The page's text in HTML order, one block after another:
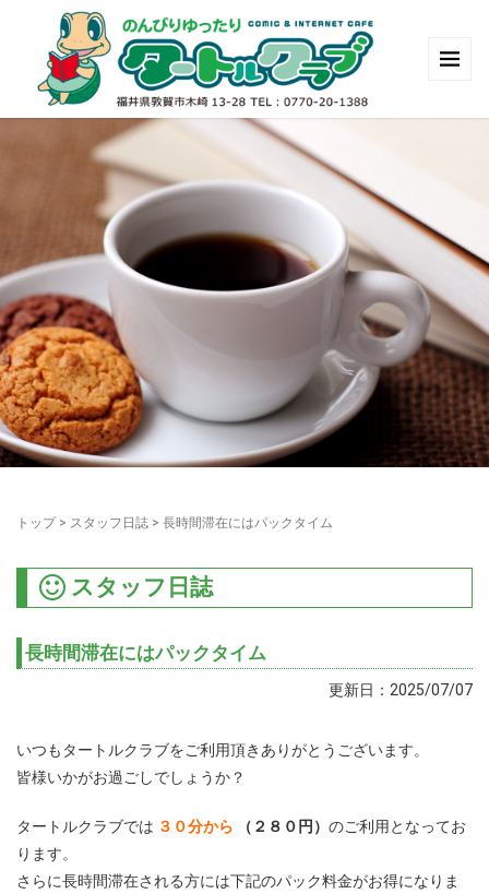
トップ> スタッフ日誌 > 長時間滞在にはパックタイム
スタッフ日誌
長時間滞在にはパックタイム
更新日：2025/07/07
いつもタートルクラブをご利用頂きありがとうございます。
皆様いかがお過ごしでしょうか？
タートルクラブでは ３０分から （２８０円） のご利用となってお
ります。
さらに長時間滞在される方には下記のパック料金がお得になりま